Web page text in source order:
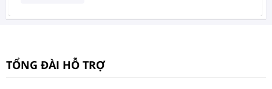
TỔNG ĐÀI HỖ TRỢ